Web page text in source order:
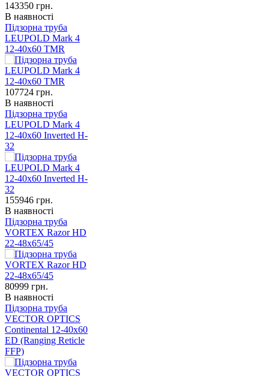
143350 грн.
В наявності
Підзорна труба
LEUPOLD Mark 4
12-40x60 TMR
107724 грн.
В наявності
Підзорна труба
LEUPOLD Mark 4
12-40x60 Inverted H-
32
155946 грн.
В наявності
Підзорна труба
VORTEX Razor HD
22-48x65/45
80999 грн.
В наявності
Підзорна труба
VECTOR OPTICS
Continental 12-40x60
ED (Ranging Reticle
FFP)